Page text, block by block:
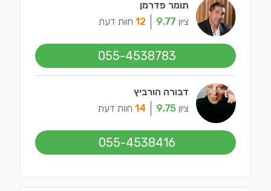
תומר פדרמן
ציון 9.77
12 חוות דעת
055-4538783
דבורה הורביץ
ציון 9.75
14 חוות דעת
055-4538416